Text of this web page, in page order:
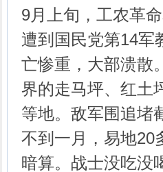
9月上旬，工农革
遭到国民党第14军
亡惨重，大部溃散
界的走马坪、红土
等地。敌军围追堵
不到一月，易地20
暗算。战士没吃没